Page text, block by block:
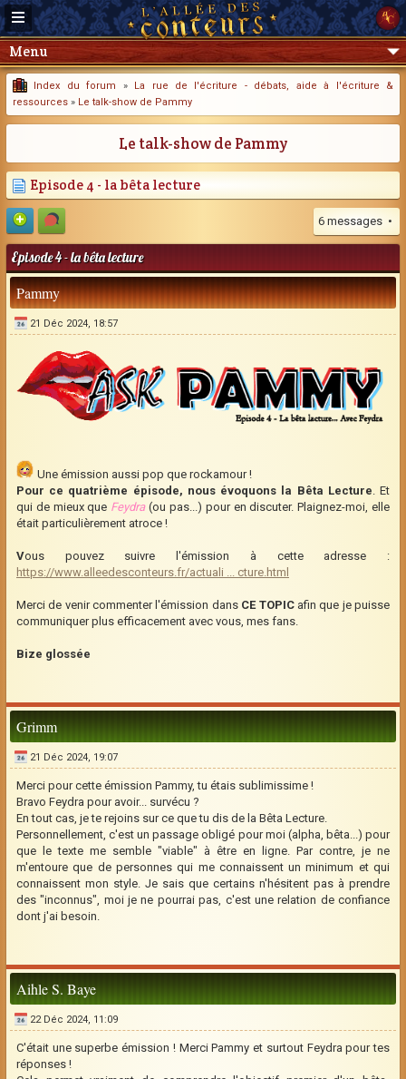
Menu
Index du forum » La rue de l'écriture - débats, aide à l'écriture &
ressources » Le talk-show de Pammy
Le talk-show de Pammy
Episode 4 - la bêta lecture
6 messages •
Episode 4 - la bêta lecture
Pammy
21 Déc 2024, 18:57
Une émission aussi pop que rockamour !
Pour ce quatrième épisode, nous évoquons la Bêta Lecture. Et
qui de mieux que Feydra(ou pas...) pour en discuter. Plaignez-moi, elle
était particulièrement atroce !
Vous pouvez suivre l'émission à cette adresse :
https://www.alleedesconteurs.fr/actuali ... cture.html
Merci de venir commenter l'émission dans CE TOPICafin que je puisse
communiquer plus efficacement avec vous, mes fans.
Bize glossée
Grimm
21 Déc 2024, 19:07
Merci pour cette émission Pammy, tu étais sublimissime !
Bravo Feydra pour avoir... survécu ?
En tout cas, je te rejoins sur ce que tu dis de la Bêta Lecture.
Personnellement, c'est un passage obligé pour moi (alpha, bêta...) pour
que le texte me semble "viable" à être en ligne. Par contre, je ne
m'entoure que de personnes qui me connaissent un minimum et qui
connaissent mon style. Je sais que certains n'hésitent pas à prendre
des "inconnus", moi je ne pourrai pas, c'est une relation de confiance
dont j'ai besoin.
Aihle S. Baye
22 Déc 2024, 11:09
C'était une superbe émission ! Merci Pammy et surtout Feydra pour tes
réponses !